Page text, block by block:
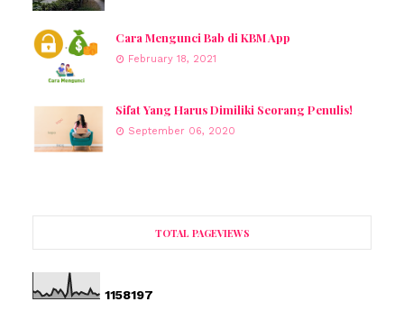
Cara Mengunci Bab di KBM App
February 18, 2021
Sifat Yang Harus Dimiliki Seorang Penulis!
September 06, 2020
TOTAL PAGEVIEWS
1158197